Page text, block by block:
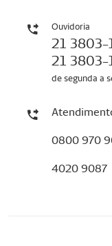
Ouvidoria
21 3803-
21 3803-
de segunda a
0800 970
4020 9087